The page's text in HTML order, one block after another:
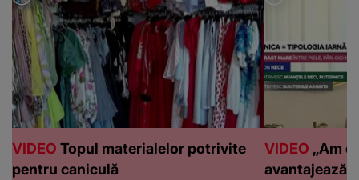
VIDEO Topul materialelor potrivite
pentru caniculă
VIDEO „Am
avantajează